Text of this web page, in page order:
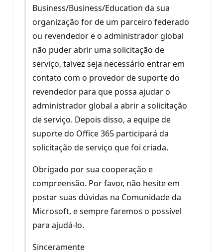
Business/Business/Education da sua
organização for de um parceiro federado
ou revendedor e o administrador global
não puder abrir uma solicitação de
serviço, talvez seja necessário entrar em
contato com o provedor de suporte do
revendedor para que possa ajudar o
administrador global a abrir a solicitação
de serviço. Depois disso, a equipe de
suporte do Office 365 participará da
solicitação de serviço que foi criada.
Obrigado por sua cooperação e
compreensão. Por favor, não hesite em
postar suas dúvidas na Comunidade da
Microsoft, e sempre faremos o possível
para ajudá-lo.
Sinceramente